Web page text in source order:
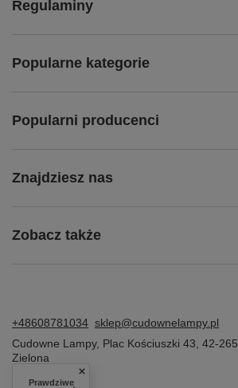
Regulaminy
Popularne kategorie
Popularni producenci
Znajdziesz nas
Zobacz także
+48608781034 sklep@cudownelampy.pl
Cudowne Lampy, Plac Kościuszki 43 42-265
Zielona
Prawdziwe